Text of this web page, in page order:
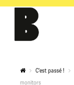
C'est passé !
monitors